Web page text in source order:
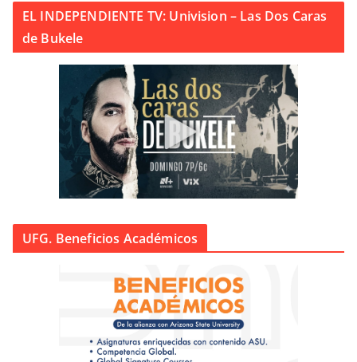
EL INDEPENDIENTE TV: Univision – Las Dos Caras
de Bukele
UFG. Beneficios Académicos